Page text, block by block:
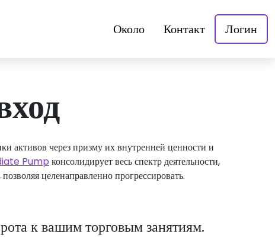
Около Контакт Логин
активов через призму их внутренней ценности и
Pump консолидирует весь спектр деятельности,
целенаправленно прогрессировать.
к вашим торговым занятиям.